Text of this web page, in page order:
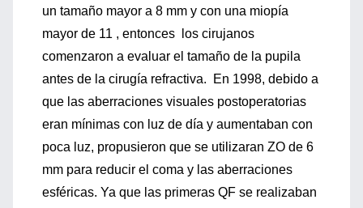
un tamaño mayor a 8 mm y con una miopía
mayor de 11 , entonces los cirujanos
comenzaron a evaluar el tamaño de la pupila
antes de la cirugía refractiva. En 1998, debido a
que las aberraciones visuales postoperatorias
eran mínimas con luz de día y aumentaban con
poca luz, propusieron que se utilizaran ZO de 6
mm para reducir el coma y las aberraciones
esféricas. Ya que las primeras QF se realizaban